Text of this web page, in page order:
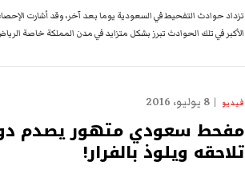
تزداد حوادث التفحيط في السعودية يوما بعد آخر، وقد أشارت
الأكبر في تلك الحوادث تبرز بشكل متزايد في مدن المملكة خاصة
فيديو 8 يوليو، 2016
مفحط سعودي متهور يصدم
تلاحقه ويلوذ بالفرار!